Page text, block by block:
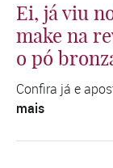
Ei, já viu
make na
o pó
Confira já e
mais